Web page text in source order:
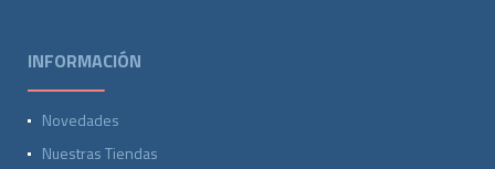
INFORMACIÓN
Novedades
Nuestras Tiendas